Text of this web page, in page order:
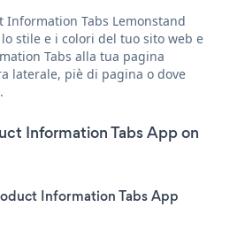
Information Tabs Lemonstand
stile e i colori del tuo sito web e
Tabs alla tua pagina
laterale, piè di pagina o dove
Information Tabs App on
Information Tabs App